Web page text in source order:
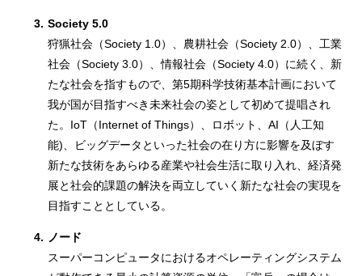
3. Society 5.0
狩猟社会（Society 1.0）、農耕社会（Society 2.0）、工業
社会（Society 3.0）、情報社会（Society 4.0）に続く、新
たな社会を指すもので、第5期科学技術基本計画において
我が国が目指すべき未来社会の姿として初めて提唱され
た。IoT（Internet of Things）、ロボット、AI（人工知
能)、ビッグデータといった社会の在り方に影響を及ぼす
新たな技術をあらゆる産業や社会生活に取り入れ、経済発
展と社会的課題の解決を両立していく新たな社会の実現を
目指すこととしている。
4. ノード
スーパーコンピュータにおけるオペレーティングシステム